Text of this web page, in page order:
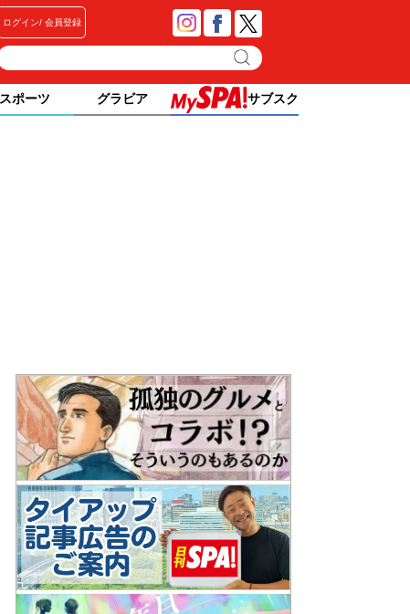
ログイン 会員登録
スポーツ グラビア サブスク